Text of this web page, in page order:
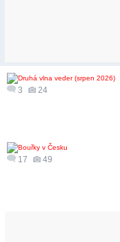
3 24
17 49